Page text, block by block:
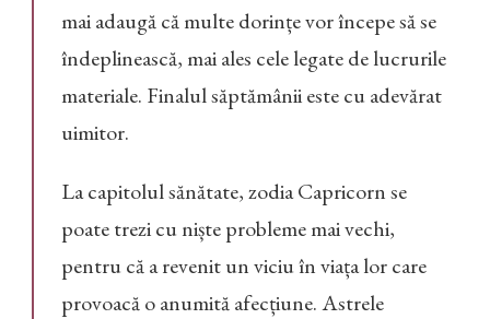
mai adaugă că multe dorințe vor începe să se
îndeplinească, mai ales cele legate de lucrurile
materiale. Finalul săptămânii este cu adevărat
uimitor.
La capitolul sănătate, zodia Capricorn se
poate trezi cu niște probleme mai vechi,
pentru că a revenit un viciu în viața lor care
provoacă o anumită afecțiune. Astrele